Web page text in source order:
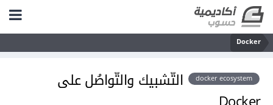
Docker
docker ecosystem
التّشبيك والتّواصُل على